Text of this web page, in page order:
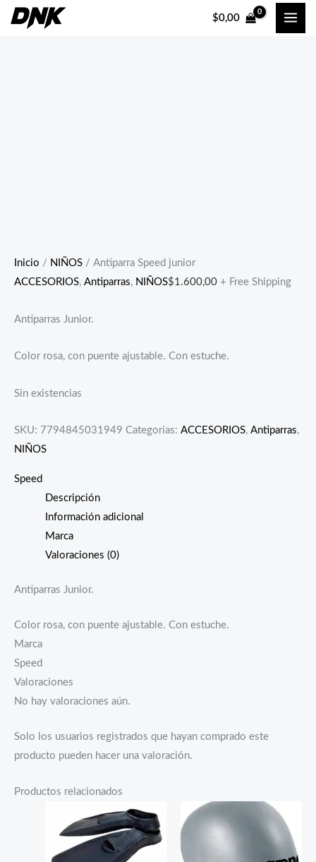
$0,00
Inicio / NIÑOS / Antiparra Speed junior
ACCESORIOS, Antiparras, NIÑOS$1.600,00 + Free Shipping
Antiparras Junior.
Color rosa, con puente ajustable. Con estuche.
Sin existencias
SKU: 7794845031949 Categorías: ACCESORIOS, Antiparras,
NIÑOS
Speed
Descripción
Información adicional
Marca
Valoraciones (0)
Antiparras Junior.
Color rosa, con puente ajustable. Con estuche.
Marca
Speed
Valoraciones
No hay valoraciones aún.
Solo los usuarios registrados que hayan comprado este
producto pueden hacer una valoración.
Productos relacionados